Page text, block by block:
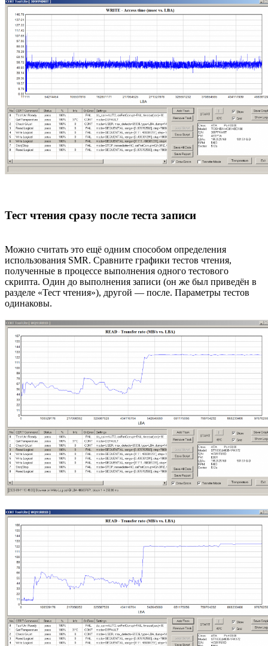
Тест чтения сразу после теста записи
Можно считать это ещё одним способом определения
использования SMR. Сравните графики тестов чтения,
полученные в процессе выполнения одного тестового
скрипта. Один до выполнения записи (он же был приведён в
разделе «Тест чтения»), другой — после. Параметры тестов
одинаковы.